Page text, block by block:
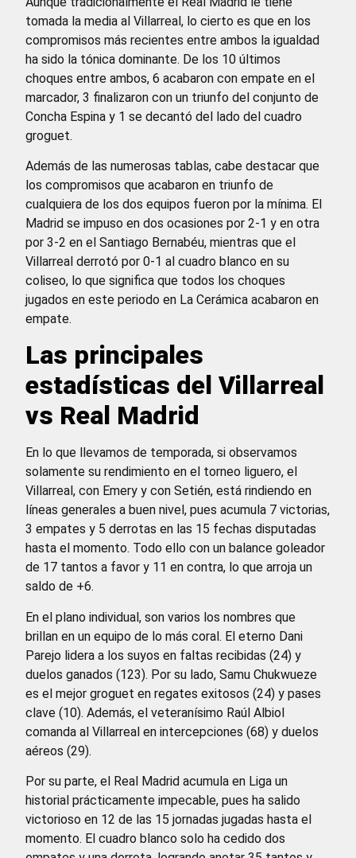
tomada la media al Villarreal, lo cierto es que en los
compromisos más recientes entre ambos la igualdad
ha sido la tónica dominante. De los 10 últimos
choques entre ambos, 6 acabaron con empate en el
marcador, 3 finalizaron con un triunfo del conjunto de
Concha Espina y 1 se decantó del lado del cuadro
groguet.
Además de las numerosas tablas, cabe destacar que
los compromisos que acabaron en triunfo de
cualquiera de los dos equipos fueron por la mínima. El
Madrid se impuso en dos ocasiones por 2-1 y en otra
por 3-2 en el Santiago Bernabéu, mientras que el
Villarreal derrotó por 0-1 al cuadro blanco en su
coliseo, lo que significa que todos los choques
jugados en este periodo en La Cerámica acabaron en
empate.
Las principales
estadísticas del Villarreal
vs Real Madrid
En lo que llevamos de temporada, si observamos
solamente su rendimiento en el torneo liguero, el
Villarreal, con Emery y con Setién, está rindiendo en
líneas generales a buen nivel, pues acumula 7 victorias,
3 empates y 5 derrotas en las 15 fechas disputadas
hasta el momento. Todo ello con un balance goleador
de 17 tantos a favor y 11 en contra, lo que arroja un
saldo de +6.
En el plano individual, son varios los nombres que
brillan en un equipo de lo más coral. El eterno Dani
Parejo lidera a los suyos en faltas recibidas (24) y
duelos ganados (123). Por su lado, Samu Chukwueze
es el mejor groguet en regates exitosos (24) y pases
clave (10). Además, el veteranísimo Raúl Albiol
comanda al Villarreal en intercepciones (68) y duelos
aéreos (29).
Por su parte, el Real Madrid acumula en Liga un
historial prácticamente impecable, pues ha salido
victorioso en 12 de las 15 jornadas jugadas hasta el
momento. El cuadro blanco solo ha cedido dos